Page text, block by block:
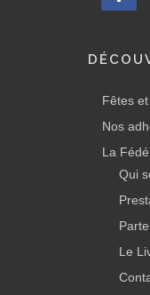
Fêtes
Nos
La
Qui
Le